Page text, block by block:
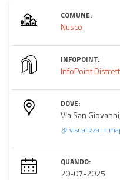
COMUNE:
Nusco
INFOPOINT:
InfoPoint
DOVE:
Via San
visualizza in
QUANDO:
20-07-2025